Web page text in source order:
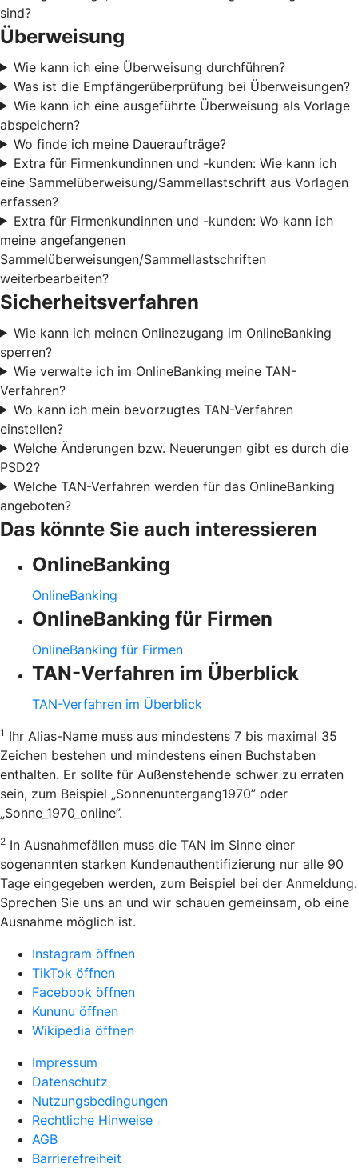
sind?
Überweisung
Wie kann ich eine Überweisung durchführen?
Was ist die Empfängerüberprüfung bei Überweisungen?
Wie kann ich eine ausgeführte Überweisung als Vorlage
abspeichern?
Wo finde ich meine Daueraufträge?
Extra für Firmenkundinnen und -kunden: Wie kann ich
eine Sammelüberweisung/Sammellastschrift aus Vorlagen
erfassen?
Extra für Firmenkundinnen und -kunden: Wo kann ich
meine angefangenen
Sammelüberweisungen/Sammellastschriften
weiterbearbeiten?
Sicherheitsverfahren
Wie kann ich meinen Onlinezugang im OnlineBanking
sperren?
Wie verwalte ich im OnlineBanking meine TAN-
Verfahren?
Wo kann ich mein bevorzugtes TAN-Verfahren
einstellen?
Welche Änderungen bzw. Neuerungen gibt es durch die
PSD2?
Welche TAN-Verfahren werden für das OnlineBanking
angeboten?
Das könnte Sie auch interessieren
OnlineBanking
OnlineBanking
OnlineBanking für Firmen
OnlineBanking für Firmen
TAN-Verfahren im Überblick
TAN-Verfahren im Überblick
1 Ihr Alias-Name muss aus mindestens 7 bis maximal 35
Zeichen bestehen und mindestens einen Buchstaben
enthalten. Er sollte für Außenstehende schwer zu erraten
sein, zum Beispiel „Sonnenuntergang1970” oder
„Sonne_1970_online”.
2 In Ausnahmefällen muss die TAN im Sinne einer
sogenannten starken Kundenauthentifizierung nur alle 90
Tage eingegeben werden, zum Beispiel bei der Anmeldung.
Sprechen Sie uns an und wir schauen gemeinsam, ob eine
Ausnahme möglich ist.
Instagram öffnen
TikTok öffnen
Facebook öffnen
Kununu öffnen
Wikipedia öffnen
Impressum
Datenschutz
Nutzungsbedingungen
Rechtliche Hinweise
AGB
Barrierefreiheit